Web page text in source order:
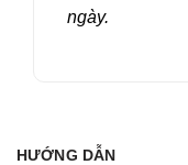
ngày.
HƯỚNG DẪN